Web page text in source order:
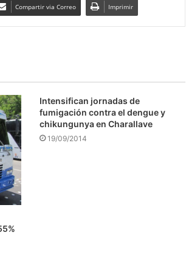
Compartir via Correo Imprimir
Intensifican jornadas de
fumigación contra el dengue y
chikungunya en Charallave
19/09/2014